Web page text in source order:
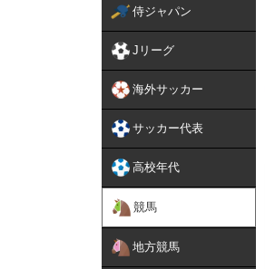
侍ジャパン
Jリーグ
海外サッカー
サッカー代表
高校年代
競馬
地方競馬